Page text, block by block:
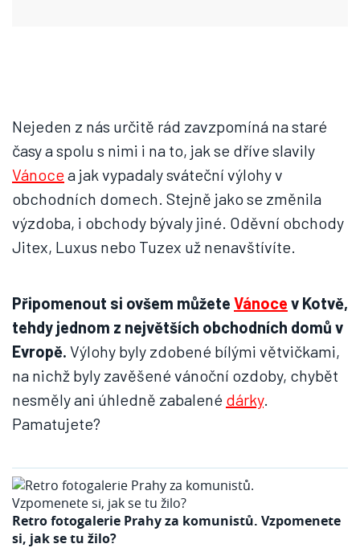
Nejeden z nás určitě rád zavzpomíná na staré
časy a spolu s nimi i na to, jak se dříve slavily
Vánocea jak vypadaly sváteční výlohy v
obchodních domech. Stejně jako se změnila
výzdoba, i obchody bývaly jiné. Oděvní obchody
Jitex, Luxus nebo Tuzex už nenavštívíte.
Připomenout si ovšem můžete Vánoce v Kotvě,
tehdy jednom z největších obchodních domů v
Evropě. Výlohy byly zdobené bílými větvičkami,
na nichž byly zavěšené vánoční ozdoby, chybět
nesměly ani úhledně zabalené dárky.
Pamatujete?
Retro fotogalerie Prahy za komunistů. Vzpomenete
si, jak se tu žilo?